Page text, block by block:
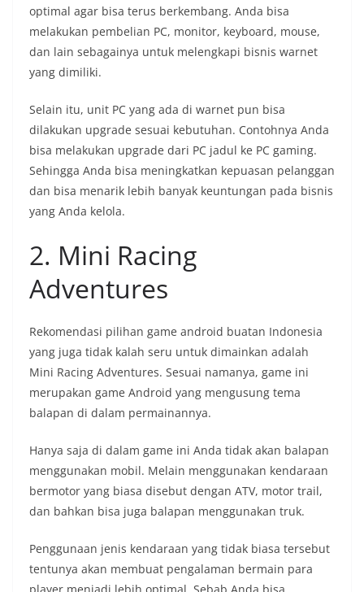
optimal agar bisa terus berkembang. Anda bisa
melakukan pembelian PC, monitor, keyboard, mouse,
dan lain sebagainya untuk melengkapi bisnis warnet
yang dimiliki.
Selain itu, unit PC yang ada di warnet pun bisa
dilakukan upgrade sesuai kebutuhan. Contohnya Anda
bisa melakukan upgrade dari PC jadul ke PC gaming.
Sehingga Anda bisa meningkatkan kepuasan pelanggan
dan bisa menarik lebih banyak keuntungan pada bisnis
yang Anda kelola.
2. Mini Racing
Adventures
Rekomendasi pilihan game android buatan Indonesia
yang juga tidak kalah seru untuk dimainkan adalah
Mini Racing Adventures. Sesuai namanya, game ini
merupakan game Android yang mengusung tema
balapan di dalam permainannya.
Hanya saja di dalam game ini Anda tidak akan balapan
menggunakan mobil. Melain menggunakan kendaraan
bermotor yang biasa disebut dengan ATV, motor trail,
dan bahkan bisa juga balapan menggunakan truk.
Penggunaan jenis kendaraan yang tidak biasa tersebut
tentunya akan membuat pengalaman bermain para